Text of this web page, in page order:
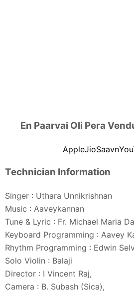
En Paarvai Oli Pera
AppleJioSaavn
Technician Information
Singer : Uthara Unnikrishnan
Music : Aaveykannan
Tune & Lyric : Fr. Michael Maria
Keyboard Programming : Aavey
Rhythm Programming : Edwin
Solo Violin : Balaji
Director : I Vincent Raj,
Camera : B. Subash (Sica),